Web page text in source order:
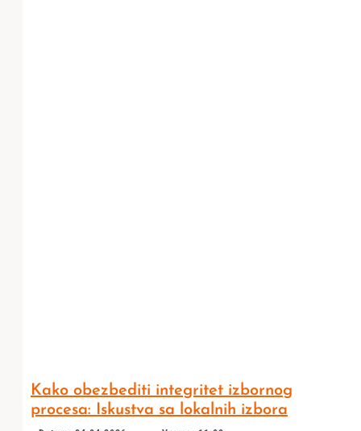
Kako obezbediti integritet izbornog
procesa: Iskustva sa lokalnih izbora